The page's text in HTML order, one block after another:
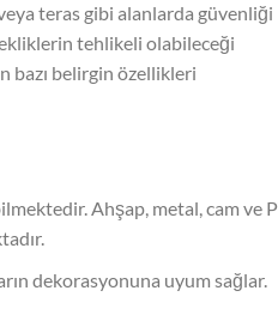
teras gibi alanlarda güvenliği
tehlikeli olabileceği
bazı belirgin özellikleri
Ahşap, metal, cam ve
dekorasyonuna uyum sağlar.